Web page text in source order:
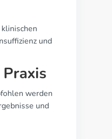
und
werden
und